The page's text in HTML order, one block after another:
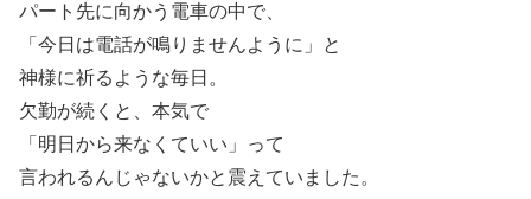
パート先に向かう電車の中で、
「今日は電話が鳴りませんように」と
神様に祈るような毎日。
欠勤が続くと、本気で
「明日から来なくていい」って
言われるんじゃないかと震えていました。